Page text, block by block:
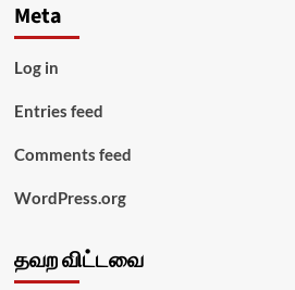
Meta
Log in
Entries feed
Comments feed
WordPress.org
தவற விட்டவை